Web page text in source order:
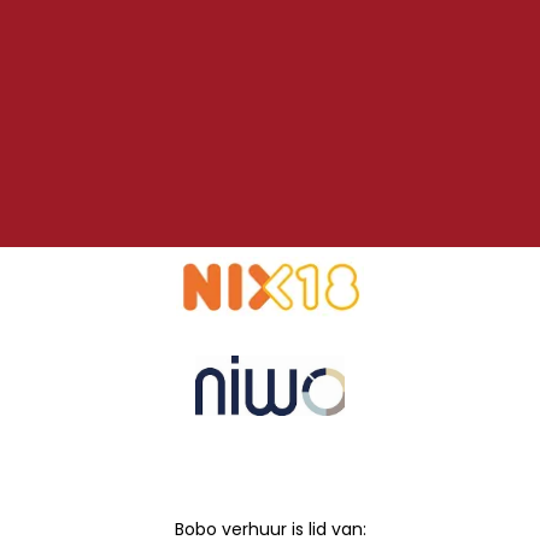
Bobo verhuur is lid van: